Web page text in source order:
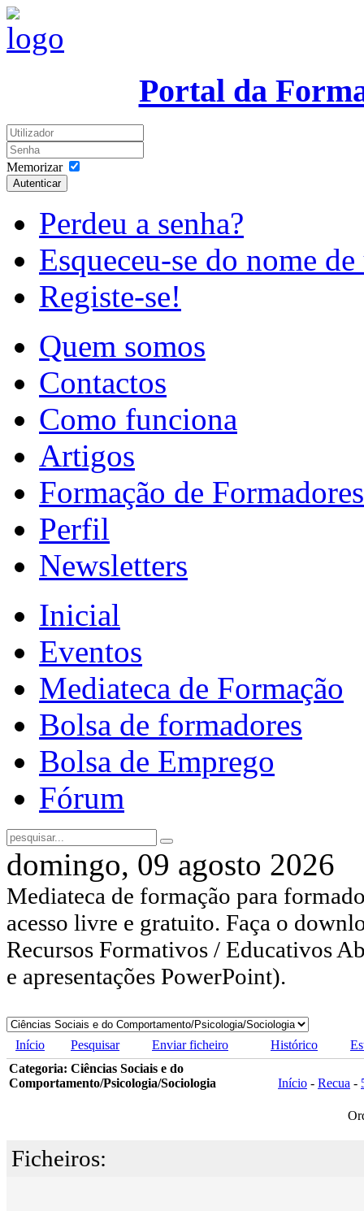
Portal da
Memorizar
Autenticar
Perdeu a senha?
Esqueceu-se do nome
Registe-se!
Quem somos
Contactos
Como funciona
Artigos
Formação de Formadores
Perfil
Newsletters
Inicial
Eventos
Mediateca de Formação
Bolsa de formadores
Bolsa de Emprego
Fórum
domingo, 09 agosto 2026
Mediateca de formação para
acesso livre e gratuito. Faça o
Recursos Formativos / Educativos
e apresentações PowerPoint).
Início Pesquisar Enviar ficheiro Histórico
Categoria: Ciências Sociais e do
Comportamento/Psicologia/Sociologia
Início - Recua -
Ficheiros: